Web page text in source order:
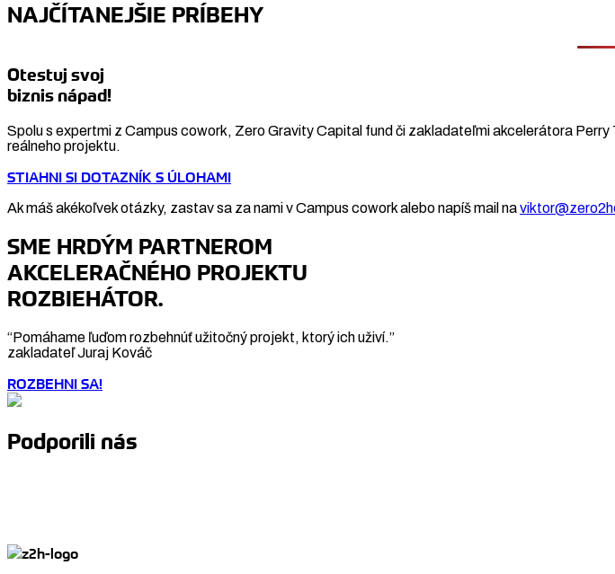
NAJČÍTANEJŠIE PRÍBEHY
Otestuj svoj
biznis nápad!
Spolu s expertmi z Campus cowork, Zero Gravity Capital fund či zakladateľmi akcelerátora
reálneho projektu.
STIAHNI SI DOTAZNÍK S ÚLOHAMI
Ak máš akékoľvek otázky, zastav sa za nami v Campus cowork alebo napíš mail na
SME HRDÝM PARTNEROM
AKCELERAČNÉHO PROJEKTU
ROZBIEHÁTOR.
“Pomáhame ľuďom rozbehnúť užitočný projekt, ktorý ich uživí.”
zakladateľ Juraj Kováč
ROZBEHNI SA!
Podporili nás